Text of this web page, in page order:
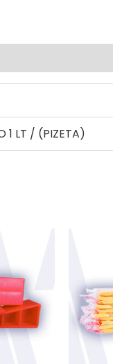
1 LT / (PIZETA)